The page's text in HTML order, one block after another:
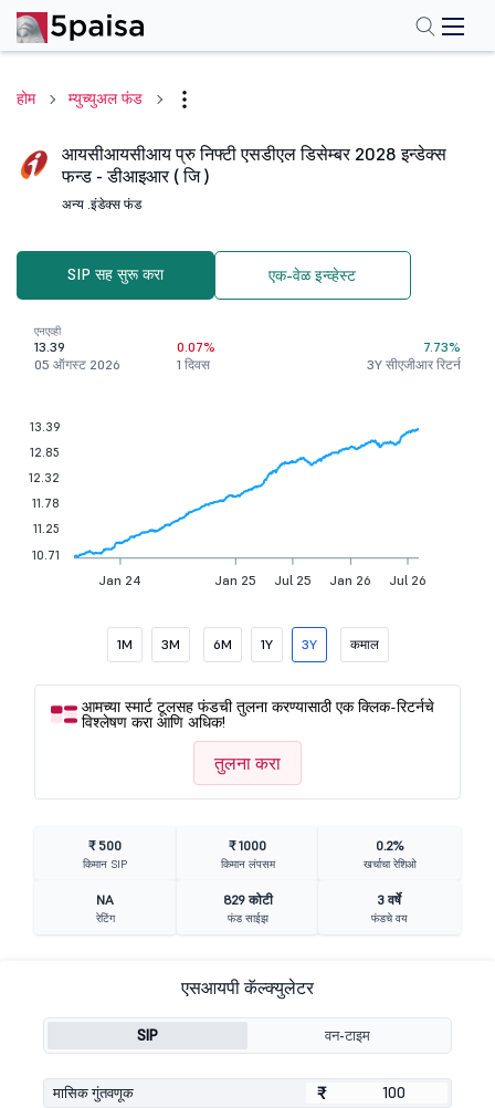
होम म्युच्युअल फंड
आयसीआयसीआय प्रु निफ्टी एसडीएल डिसेम्बर 2028 इन्डेक्स
फन्ड - डीआइआर ( जि )
अन्य .इंडेक्स फंड
SIP सह सुरू करा एक-वेळ इन्व्हेस्ट
एनएव्ही
13.39
05 ऑगस्ट 2026
0.07%
1 दिवस
7.73%
3Y सीएजीआर रिटर्न
Jan 24 Jan 25 Jul 25 Jan 26 Jul 26
13.39
12.85
12.32
11.78
11.25
10.71
1M 3M 6M 1Y 3Y कमाल
आमच्या स्मार्ट टूलसह फंडची तुलना करण्यासाठी एक क्लिक-रिटर्नचे
विश्लेषण करा आणि अधिक!
तुलना करा
₹ 500
किमान SIP
₹ 1000
किमान लंपसम
0.2%
खर्चाचा रेशिओ
NA
रेटिंग
829 कोटी
फंड साईझ
3 वर्षे
फंडचे वय
एसआयपी कॅल्क्युलेटर
SIP वन-टाइम
मासिक गुंतवणूक ₹
₹